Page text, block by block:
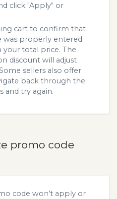
click "Apply" or
cart to confirm that
was properly entered
your total price. The
discount will adjust
sellers also offer
back through the
and try again.
promo code
code won’t apply or